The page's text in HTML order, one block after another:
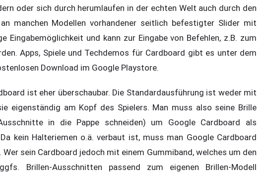
oder sich durch herumlaufen in der echten Welt auch durch den
manchen Modellen vorhandener seitlich befestigter Slider mit
Eingabemöglichkeit und kann zur Eingabe von Befehlen, z.B. zum
Apps, Spiele und Techdemos für Cardboard gibt es unter dem
Download im Google Playstore.
ist eher überschaubar. Die Standardausführung ist weder mit
eigenständig am Kopf des Spielers. Man muss also seine Brille
in die Pappe schneiden) um Google Cardboard als
kein Halteriemen o.ä. verbaut ist, muss man Google Cardboard
sein Cardboard jedoch mit einem Gummiband, welches um den
Brillen-Ausschnitten passend zum eigenen Brillen-Modell